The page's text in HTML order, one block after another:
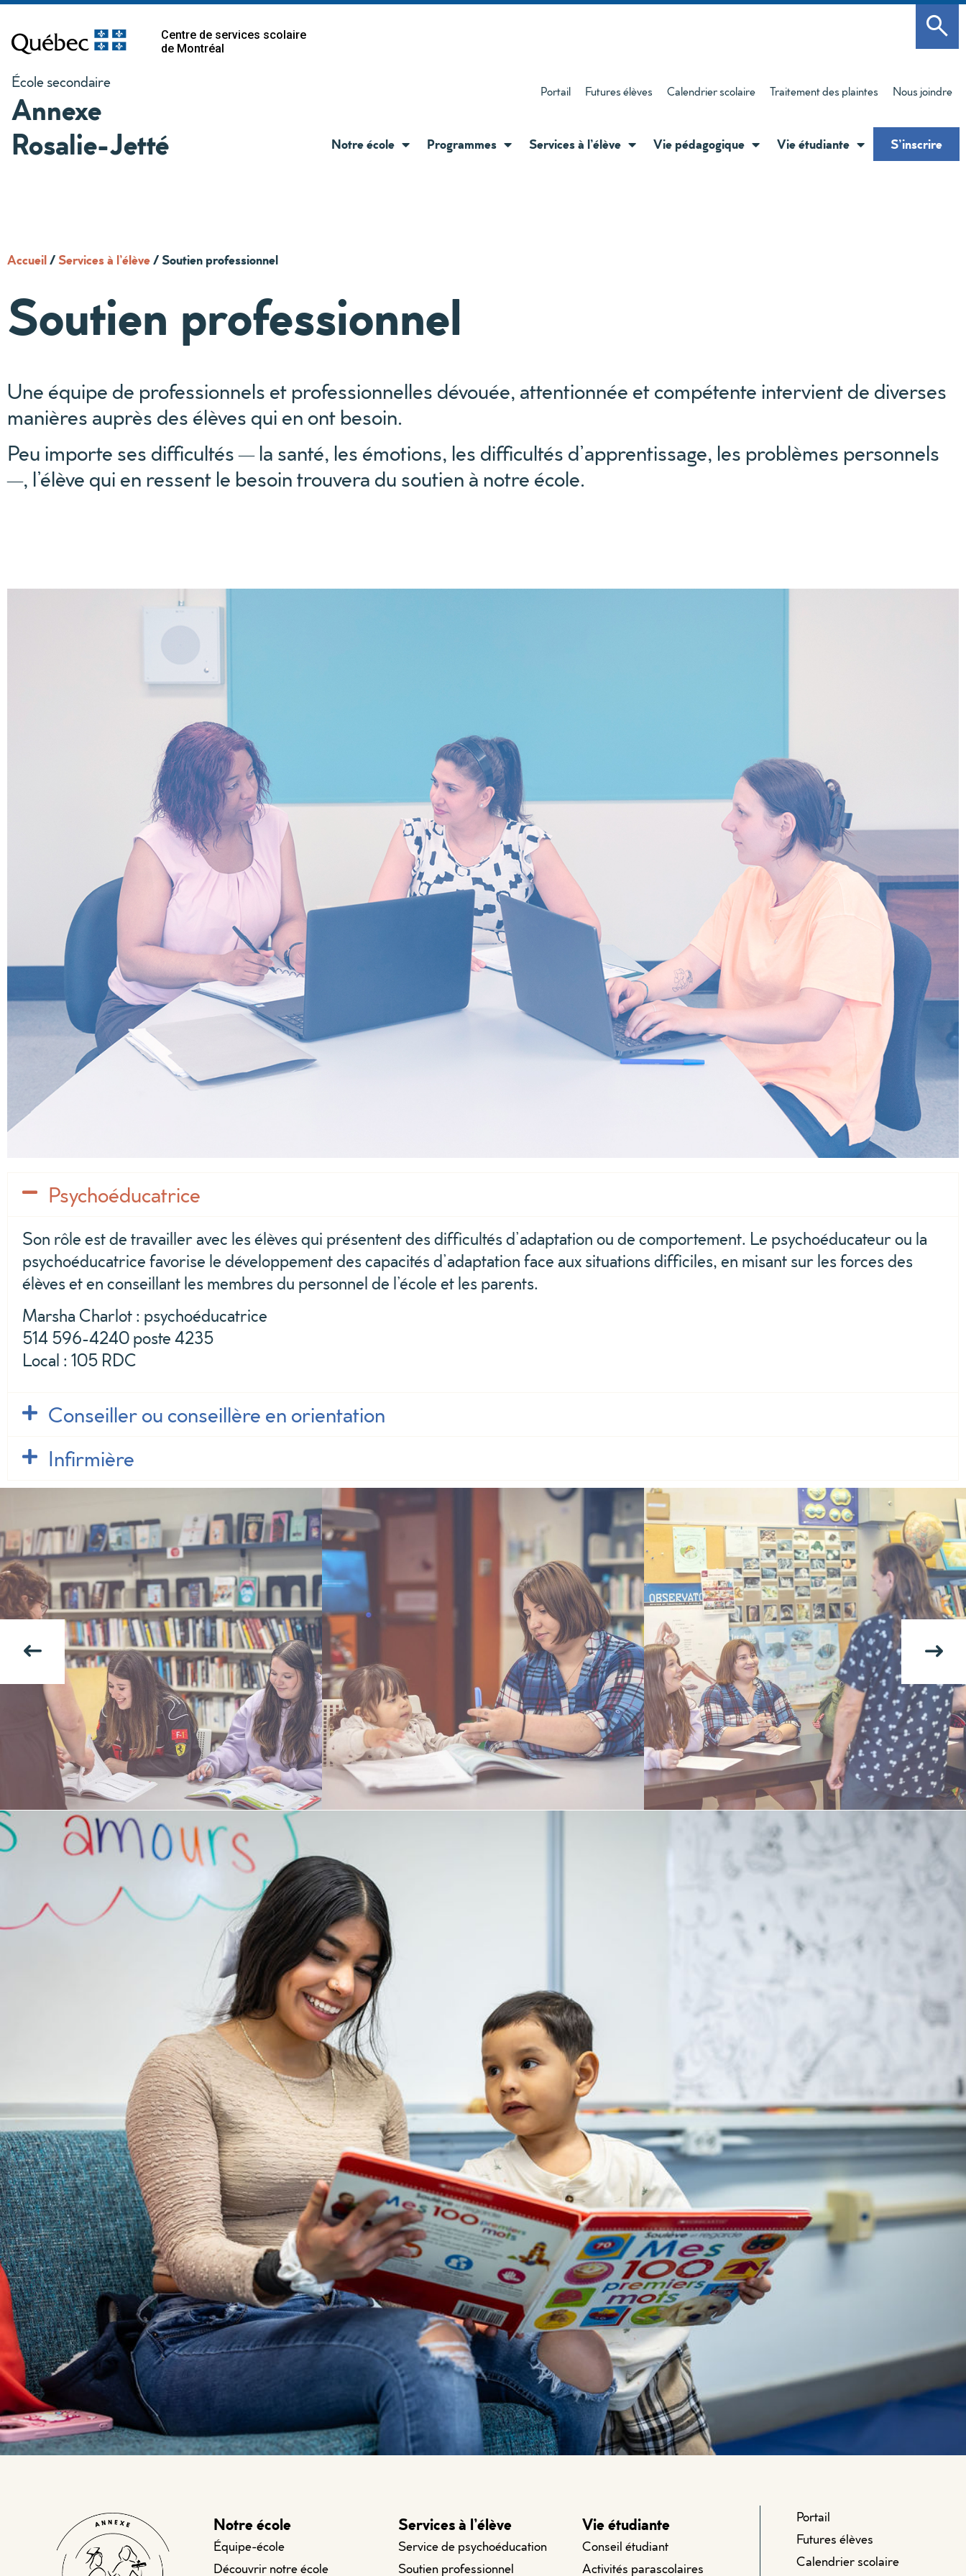
Centre de services scolaire
de Montréal
École secondaire
Annexe
Rosalie-Jetté
Portail Futures élèves Calendrier scolaire Traitement des plaintes Nous joindre
Notre école Programmes Services à l’élève Vie pédagogique Vie étudiante S’inscrire
Accueil/Services à l’élève/Soutien professionnel
Soutien professionnel
Une équipe de professionnels et professionnelles dévouée, attentionnée et compétente intervient de diverses
manières auprès des élèves qui en ont besoin.
Peu importe ses difficultés — la santé, les émotions, les difficultés d’apprentissage, les problèmes personnels
—, l’élève qui en ressent le besoin trouvera du soutien à notre école.
Psychoéducatrice
Son rôle est de travailler avec les élèves qui présentent des difficultés d’adaptation ou de comportement. Le psychoéducateur ou la
psychoéducatrice favorise le développement des capacités d’adaptation face aux situations difficiles, en misant sur les forces des
élèves et en conseillant les membres du personnel de l’école et les parents.
Marsha Charlot : psychoéducatrice
514 596-4240 poste 4235
Local : 105 RDC
Conseiller ou conseillère en orientation
Infirmière
Notre école
Équipe-école
Découvrir notre école
Services à l’élève
Service de psychoéducation
Soutien professionnel
Vie étudiante
Conseil étudiant
Activités parascolaires
Portail
Futures élèves
Calendrier scolaire